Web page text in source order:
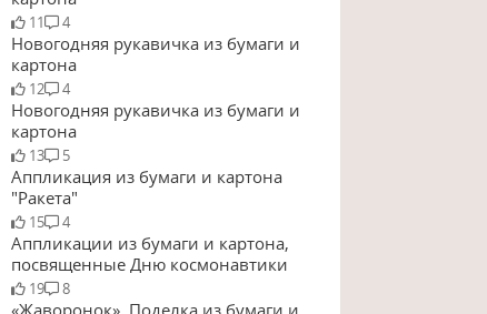
11 4
Новогодняя рукавичка из бумаги и
картона
12 4
Новогодняя рукавичка из бумаги и
картона
13 5
Аппликация из бумаги и картона
"Ракета"
15 4
Аппликации из бумаги и картона,
посвященные Дню космонавтики
19 8